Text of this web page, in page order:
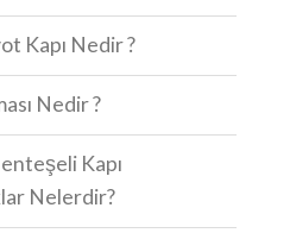
Kapı Nedir ?
Nedir ?
Kapı
Nelerdir?